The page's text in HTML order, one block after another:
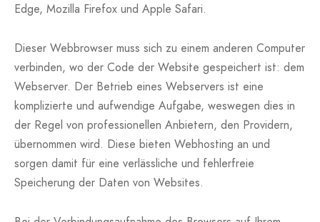
Edge, Mozilla Firefox und Apple Safari.
Dieser Webbrowser muss sich zu einem anderen Computer
verbinden, wo der Code der Website gespeichert ist: dem
Webserver. Der Betrieb eines Webservers ist eine
komplizierte und aufwendige Aufgabe, weswegen dies in
der Regel von professionellen Anbietern, den Providern,
übernommen wird. Diese bieten Webhosting an und
sorgen damit für eine verlässliche und fehlerfreie
Speicherung der Daten von Websites.